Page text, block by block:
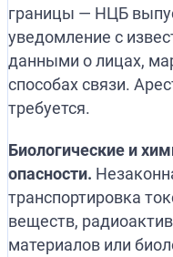
границы — НЦБ
уведомление с
данными о лицах,
способах связи.
требуется.
Биологические и
опасности.
транспортировка
веществ,
материалов или